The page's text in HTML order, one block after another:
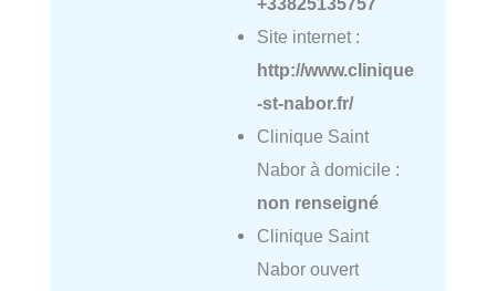
Site internet :
http://www.clinique
-st-nabor.fr/
Clinique Saint
Nabor à domicile :
non renseigné
Clinique Saint
Nabor ouvert